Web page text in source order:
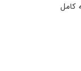
کامل